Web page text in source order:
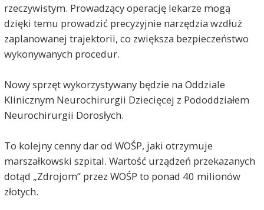
rzeczywistym. Prowadzący operację lekarze mogą
dzięki temu prowadzić precyzyjnie narzędzia wzdłuż
zaplanowanej trajektorii, co zwiększa bezpieczeństwo
wykonywanych procedur.
Nowy sprzęt wykorzystywany będzie na Oddziale
Klinicznym Neurochirurgii Dziecięcej z Pododdziałem
Neurochirurgii Dorosłych.
To kolejny cenny dar od WOŚP, jaki otrzymuje
marszałkowski szpital. Wartość urządzeń przekazanych
dotąd „Zdrojom” przez WOŚP to ponad 40 milionów
złotych.